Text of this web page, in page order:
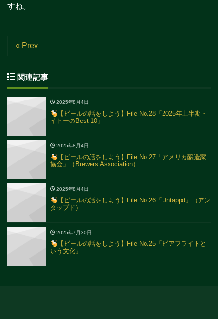
すね。
« Prev
関連記事
2025年8月4日
【ビールの話をしよう】File No.28「2025年上半期・
イトーのBest 10」
2025年8月4日
【ビールの話をしよう】File No.27「アメリカ醸造家
協会」（Brewers Association）
2025年8月4日
【ビールの話をしよう】File No.26「Untappd」（アン
タップド）
2025年7月30日
【ビールの話をしよう】File No.25「ビアフライトと
いう文化」